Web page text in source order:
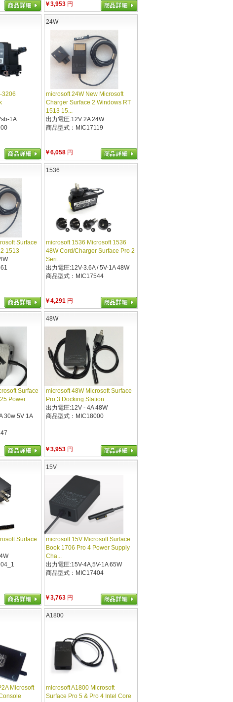
￥3,953 円
3206
1A
24W
microsoft 24W New Microsoft
Charger Surface 2 Windows RT
1513 15...
出力電圧:12V 2A 24W
商品型式：MIC17119
￥6,058 円
Surface
1513
1536
microsoft 1536 Microsoft 1536
48W Cord/Charger Surface Pro 2
Seri...
出力電圧:12V-3.6A / 5V-1A 48W
商品型式：MIC17544
￥4,291 円
Surface
Power
30w 5V 1A
48W
microsoft 48W Microsoft Surface
Pro 3 Docking Station
出力電圧:12V - 4A 48W
商品型式：MIC18000
￥3,953 円
Surface
15V
microsoft 15V Microsoft Surface
Book 1706 Pro 4 Power Supply
Cha...
出力電圧:15V-4A,5V-1A 65W
商品型式：MIC17404
￥3,763 円
Microsoft
A1800
microsoft A1800 Microsoft
Surface Pro 5 & Pro 4 Intel Core